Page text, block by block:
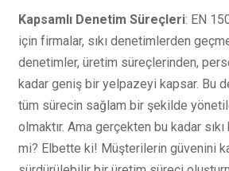
Kapsamlı Denetim Süreçleri: EN
için firmalar, sıkı denetimlerden
denetimler, üretim süreçlerinden,
kadar geniş bir yelpazeyi kapsar. Bu
tüm sürecin sağlam bir şekilde
olmaktır. Ama gerçekten bu kadar
mi? Elbette ki! Müşterilerin güvenini